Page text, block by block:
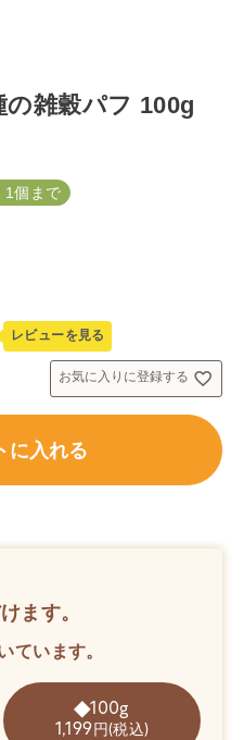
の雑穀パフ 100g
1個まで
レビューを見る
お気に入りに登録する
に入れる
ます。
ています。
100g
1,199 円(税込)